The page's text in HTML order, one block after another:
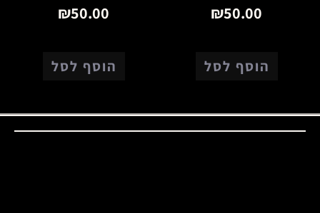
₪50.00
הוסף לסל
₪50.00
הוסף לסל